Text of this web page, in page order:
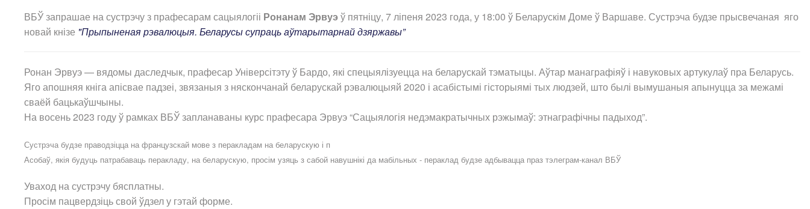
ВБЎ запрашае на сустрэчу з прафесарам сацыялогіі Ронанам Эрвуэў пятніцу, 7 ліпеня 2023 года, у 18:00 ў Беларускім Доме ў Варшаве. Сустрэча будзе прысвечаная яго
новай кнізе "Прыпыненая рэвалюцыя. Беларусы супраць аўтарытарнай дзяржавы”
Ронан Эрвуэ — вядомы даследчык, прафесар Універсітэту ў Бардо, які спецыялізуецца на беларускай тэматыцы. Аўтар манаграфіяў і навуковых артукулаў пра Беларусь.
Яго апошняя кніга апісвае падзеі, звязаныя з няскончанай беларускай рэвалюцыяй 2020 і асабістымі гісторыямі тых людзей, што былі вымушаныя апынуцца за межамі
сваёй бацькаўшчыны.
На восень 2023 году ў рамках ВБЎ запланаваны курс прафесара Эрвуэ “Сацыялогія недэмакратычных рэжымаў: этнаграфічны падыход”.
Сустрэча будзе праводзіцца на французскай мове з перакладам на беларускую і п
Асобаў, якія будуць патрабаваць перакладу, на беларускую, просім узяць з сабой навушнікі да мабільных - пераклад будзе адбывацца праз тэлеграм-канал ВБЎ
Уваход на сустрэчу бясплатны.
Просім пацвердзіць свой ўдзел у гэтай форме.